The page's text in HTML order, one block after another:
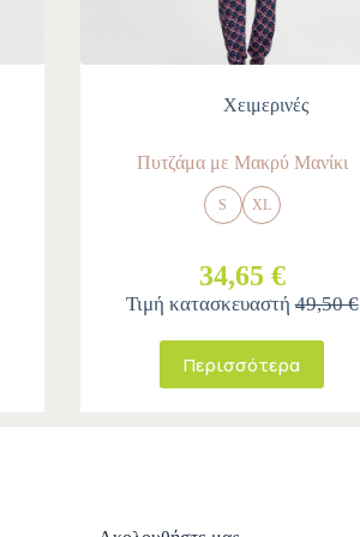
Χειμερινές
Πυτζάμα με Μακρύ Μανίκι
S XL
34,65 €
Τιμή κατασκευαστή49,50 €
Περισσότερα